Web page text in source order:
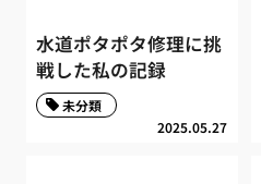
水道ポタポタ修理に挑
戦した私の記録
2025.05.27
未分類